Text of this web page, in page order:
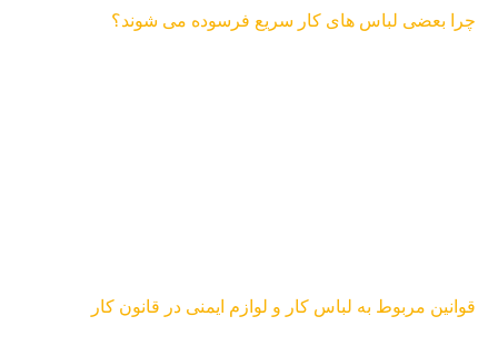
چرا بعضی لباس های کار سریع فرسوده می شوند؟
قوانین مربوط به لباس کار و لوازم ایمنی در قانون کار